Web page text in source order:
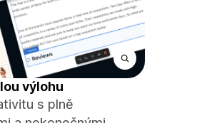
výlohu
s plně